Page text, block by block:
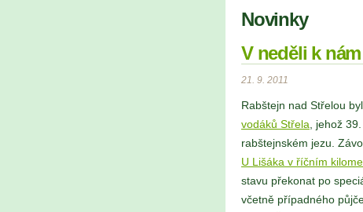
Novinky
V neděli k
21. 9. 2011
Rabštejn nad Střelou
vodáků Střela, jehož
rabštejnském jezu.
U Lišáka v říčním
stavu překonat po
včetně případného